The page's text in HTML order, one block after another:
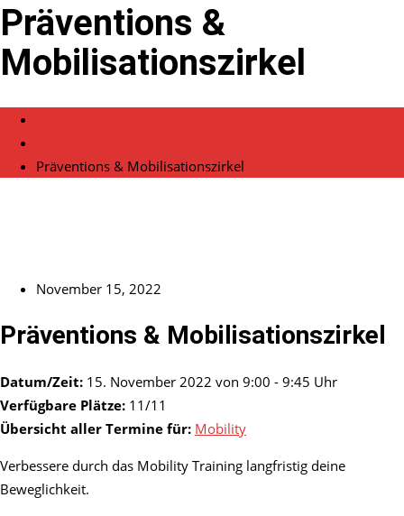
Präventions &
Mobilisationszirkel
Präventions & Mobilisationszirkel
November 15, 2022
Präventions & Mobilisationszirkel
Datum/Zeit: 15. November 2022 von 9:00 - 9:45 Uhr
Verfügbare Plätze: 11/11
Übersicht aller Termine für: Mobility
Verbessere durch das Mobility Training langfristig deine
Beweglichkeit.